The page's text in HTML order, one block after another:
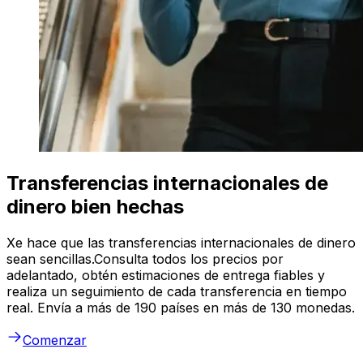
Transferencias internacionales de
dinero bien hechas
Xe hace que las transferencias internacionales de dinero
sean sencillas.Consulta todos los precios por
adelantado, obtén estimaciones de entrega fiables y
realiza un seguimiento de cada transferencia en tiempo
real. Envía a más de 190 países en más de 130 monedas.
Comenzar